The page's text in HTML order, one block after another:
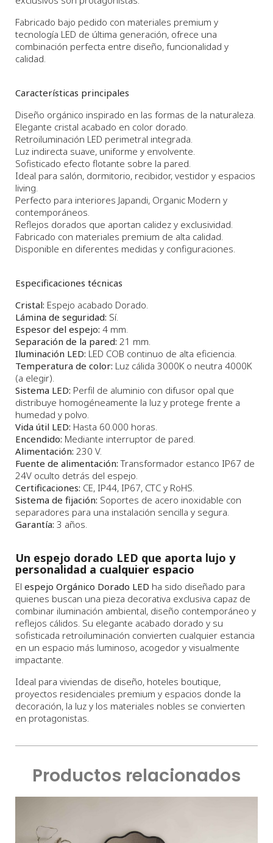
Fabricado bajo pedido con materiales premium y
tecnología LED de última generación, ofrece una
combinación perfecta entre diseño, funcionalidad y
calidad.
Características principales
Diseño orgánico inspirado en las formas de la naturaleza.
Elegante cristal acabado en color dorado.
Retroiluminación LED perimetral integrada.
Luz indirecta suave, uniforme y envolvente.
Sofisticado efecto flotante sobre la pared.
Ideal para salón, dormitorio, recibidor, vestidor y espacios
living.
Perfecto para interiores Japandi, Organic Modern y
contemporáneos.
Reflejos dorados que aportan calidez y exclusividad.
Fabricado con materiales premium de alta calidad.
Disponible en diferentes medidas y configuraciones.
Especificaciones técnicas
Cristal: Espejo acabado Dorado.
Lámina de seguridad: Sí.
Espesor del espejo: 4 mm.
Separación de la pared: 21 mm.
Iluminación LED: LED COB continuo de alta eficiencia.
Temperatura de color: Luz cálida 3000K o neutra 4000K
(a elegir).
Sistema LED: Perfil de aluminio con difusor opal que
distribuye homogéneamente la luz y protege frente a
humedad y polvo.
Vida útil LED: Hasta 60.000 horas.
Encendido: Mediante interruptor de pared.
Alimentación: 230 V.
Fuente de alimentación: Transformador estanco IP67 de
24V oculto detrás del espejo.
Certificaciones: CE, IP44, IP67, CTC y RoHS.
Sistema de fijación: Soportes de acero inoxidable con
separadores para una instalación sencilla y segura.
Garantía: 3 años.
Un espejo dorado LED que aporta lujo y
personalidad a cualquier espacio
El espejo Orgánico Dorado LED ha sido diseñado para
quienes buscan una pieza decorativa exclusiva capaz de
combinar iluminación ambiental, diseño contemporáneo y
reflejos cálidos. Su elegante acabado dorado y su
sofisticada retroiluminación convierten cualquier estancia
en un espacio más luminoso, acogedor y visualmente
impactante.
Ideal para viviendas de diseño, hoteles boutique,
proyectos residenciales premium y espacios donde la
decoración, la luz y los materiales nobles se convierten
en protagonistas.
Productos relacionados